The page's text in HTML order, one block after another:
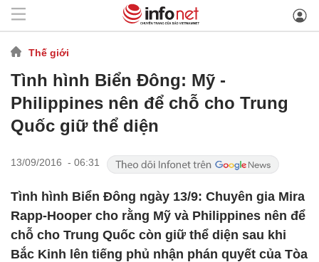
Thế giới
Tình hình Biển Đông: Mỹ -
Philippines nên để chỗ cho Trung
Quốc giữ thể diện
13/09/2016 - 06:31
Tình hình Biển Đông ngày 13/9: Chuyên gia Mira
Rapp-Hooper cho rằng Mỹ và Philippines nên để
chỗ cho Trung Quốc còn giữ thể diện sau khi
Bắc Kinh lên tiếng phủ nhận phán quyết của Tòa